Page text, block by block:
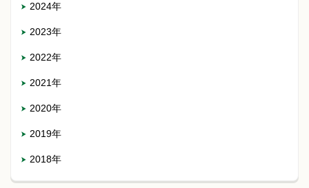
2024年
2023年
2022年
2021年
2020年
2019年
2018年